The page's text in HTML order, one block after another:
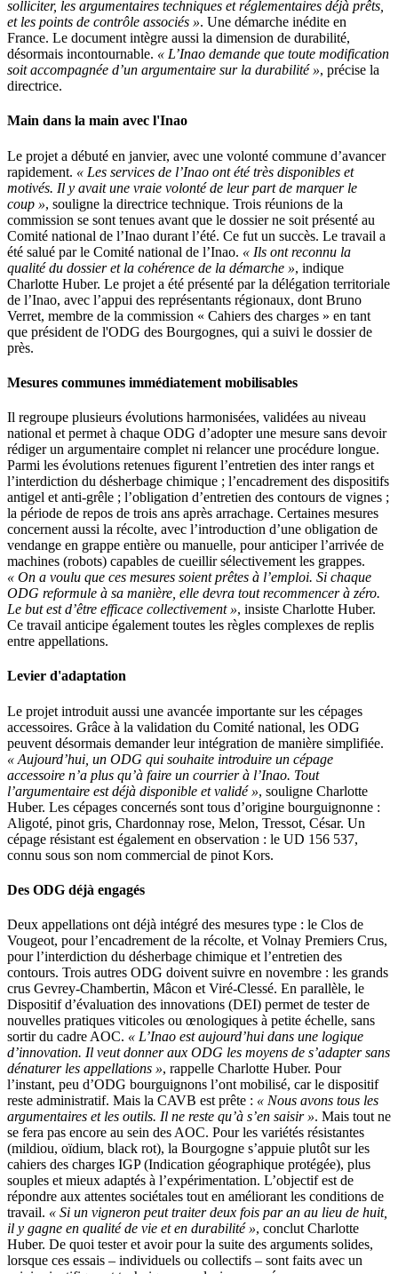
solliciter, les argumentaires techniques et réglementaires déjà prêts,
et les points de contrôle associés ». Une démarche inédite en
France. Le document intègre aussi la dimension de durabilité,
désormais incontournable. « L’Inao demande que toute modification
soit accompagnée d’un argumentaire sur la durabilité », précise la
directrice.
Main dans la main avec l'Inao
Le projet a débuté en janvier, avec une volonté commune d’avancer
rapidement. « Les services de l’Inao ont été très disponibles et
motivés. Il y avait une vraie volonté de leur part de marquer le
coup », souligne la directrice technique. Trois réunions de la
commission se sont tenues avant que le dossier ne soit présenté au
Comité national de l’Inao durant l’été. Ce fut un succès. Le travail a
été salué par le Comité national de l’Inao. « Ils ont reconnu la
qualité du dossier et la cohérence de la démarche », indique
Charlotte Huber. Le projet a été présenté par la délégation territoriale
de l’Inao, avec l’appui des représentants régionaux, dont Bruno
Verret, membre de la commission « Cahiers des charges » en tant
que président de l'ODG des Bourgognes, qui a suivi le dossier de
près.
Mesures communes immédiatement mobilisables
Il regroupe plusieurs évolutions harmonisées, validées au niveau
national et permet à chaque ODG d’adopter une mesure sans devoir
rédiger un argumentaire complet ni relancer une procédure longue.
Parmi les évolutions retenues figurent l’entretien des inter rangs et
l’interdiction du désherbage chimique ; l’encadrement des dispositifs
antigel et anti-grêle ; l’obligation d’entretien des contours de vignes ;
la période de repos de trois ans après arrachage. Certaines mesures
concernent aussi la récolte, avec l’introduction d’une obligation de
vendange en grappe entière ou manuelle, pour anticiper l’arrivée de
machines (robots) capables de cueillir sélectivement les grappes.
« On a voulu que ces mesures soient prêtes à l’emploi. Si chaque
ODG reformule à sa manière, elle devra tout recommencer à zéro.
Le but est d’être efficace collectivement », insiste Charlotte Huber.
Ce travail anticipe également toutes les règles complexes de replis
entre appellations.
Levier d'adaptation
Le projet introduit aussi une avancée importante sur les cépages
accessoires. Grâce à la validation du Comité national, les ODG
peuvent désormais demander leur intégration de manière simplifiée.
« Aujourd’hui, un ODG qui souhaite introduire un cépage
accessoire n’a plus qu’à faire un courrier à l’Inao. Tout
l’argumentaire est déjà disponible et validé », souligne Charlotte
Huber. Les cépages concernés sont tous d’origine bourguignonne :
Aligoté, pinot gris, Chardonnay rose, Melon, Tressot, César. Un
cépage résistant est également en observation : le UD 156 537,
connu sous son nom commercial de pinot Kors.
Des ODG déjà engagés
Deux appellations ont déjà intégré des mesures type : le Clos de
Vougeot, pour l’encadrement de la récolte, et Volnay Premiers Crus,
pour l’interdiction du désherbage chimique et l’entretien des
contours. Trois autres ODG doivent suivre en novembre : les grands
crus Gevrey-Chambertin, Mâcon et Viré-Clessé. En parallèle, le
Dispositif d’évaluation des innovations (DEI) permet de tester de
nouvelles pratiques viticoles ou œnologiques à petite échelle, sans
sortir du cadre AOC. « L’Inao est aujourd’hui dans une logique
d’innovation. Il veut donner aux ODG les moyens de s’adapter sans
dénaturer les appellations », rappelle Charlotte Huber. Pour
l’instant, peu d’ODG bourguignons l’ont mobilisé, car le dispositif
reste administratif. Mais la CAVB est prête : « Nous avons tous les
argumentaires et les outils. Il ne reste qu’à s’en saisir ». Mais tout ne
se fera pas encore au sein des AOC. Pour les variétés résistantes
(mildiou, oïdium, black rot), la Bourgogne s’appuie plutôt sur les
cahiers des charges IGP (Indication géographique protégée), plus
souples et mieux adaptés à l’expérimentation. L’objectif est de
répondre aux attentes sociétales tout en améliorant les conditions de
travail. « Si un vigneron peut traiter deux fois par an au lieu de huit,
il y gagne en qualité de vie et en durabilité », conclut Charlotte
Huber. De quoi tester et avoir pour la suite des arguments solides,
lorsque ces essais – individuels ou collectifs – sont faits avec un